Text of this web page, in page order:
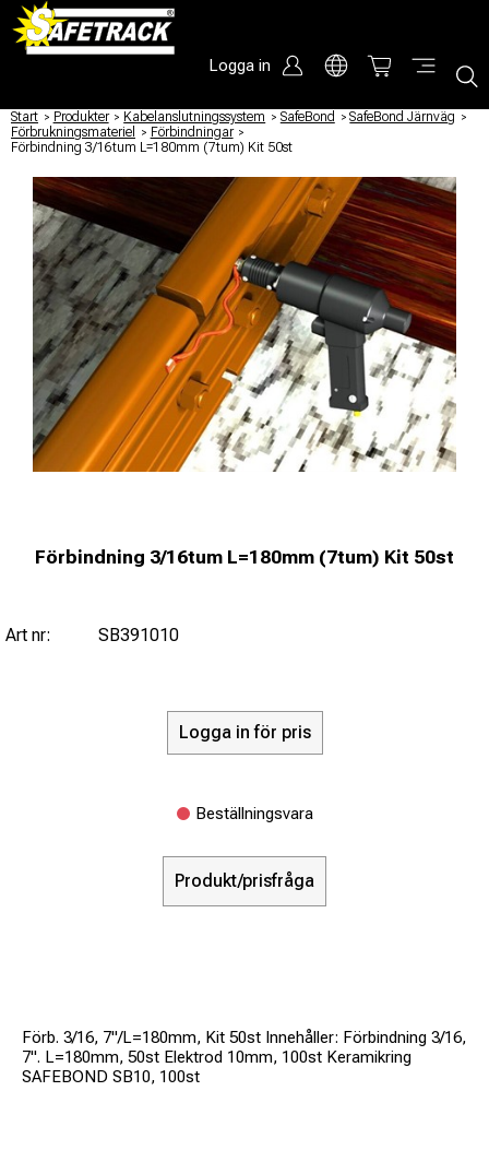
Logga in
Start / Produkter / Kabelanslutningssystem / SafeBond / SafeBond Järnväg /
Förbrukningsmateriel
/ Förbindningar /
Förbindning 3/16tum L=180mm (7tum) Kit 50st
Förbindning 3/16tum L=180mm (7tum) Kit 50st
Art nr: SB391010
Logga in för pris
Beställningsvara
Produkt/prisfråga
Förb. 3/16, 7"/L=180mm, Kit 50st Innehåller: Förbindning 3/16,
7". L=180mm, 50st Elektrod 10mm, 100st Keramikring
SAFEBOND SB10, 100st